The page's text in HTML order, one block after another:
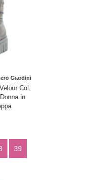
Giardini
Col.
in
39